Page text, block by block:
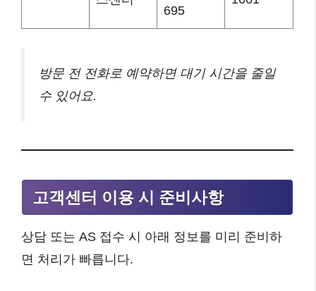
695
방문 전 전화로 예약하면 대기 시간을 줄일
수 있어요.
고객센터 이용 시 준비사항
상담 또는 AS 접수 시 아래 정보를 미리 준비하
면 처리가 빠릅니다.